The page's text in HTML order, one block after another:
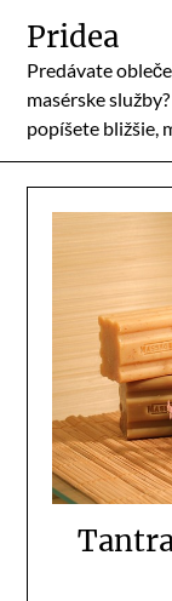
content
Pridea
Predávate
masérske
popíšete bližšie,